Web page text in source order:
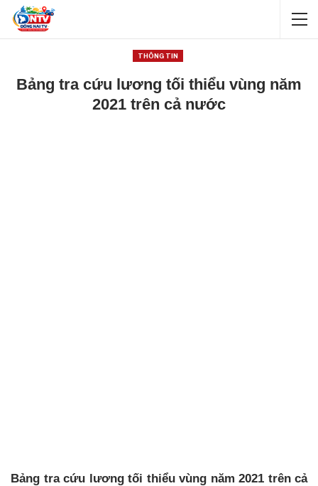
THÔNG TIN
Bảng tra cứu lương tối thiểu vùng năm
2021 trên cả nước
Bảng tra cứu lương tối thiểu vùng năm 2021 trên cả